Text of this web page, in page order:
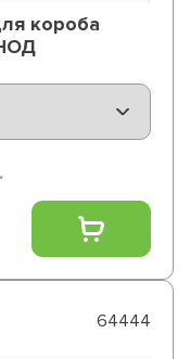
короба
64444